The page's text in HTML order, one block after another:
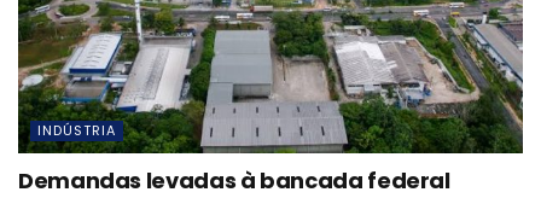
INDÚSTRIA
Demandas levadas à bancada federal